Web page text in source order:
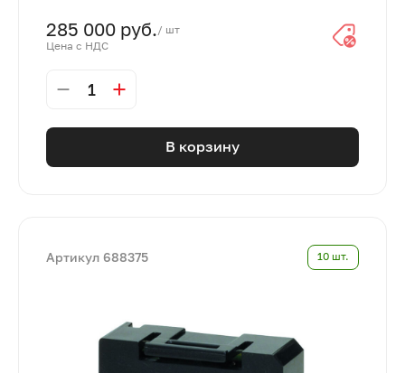
285 000 руб. / шт
Цена с НДС
1
В корзину
Артикул 688375 10 шт.